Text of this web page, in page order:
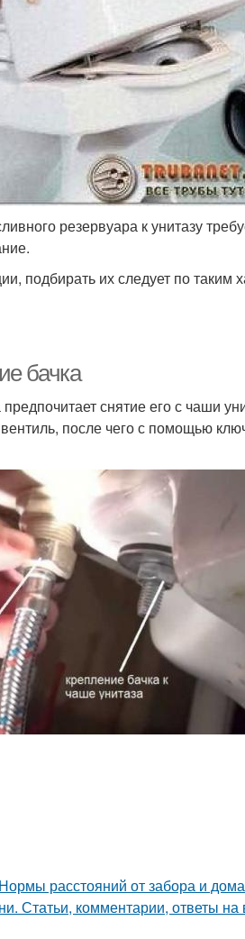
резервуара к унитазу
подбирать их следует по таким
бачка
снятие его с чаши
после чего с помощью
расстояний от забора и
Статьи, комментарии, ответы